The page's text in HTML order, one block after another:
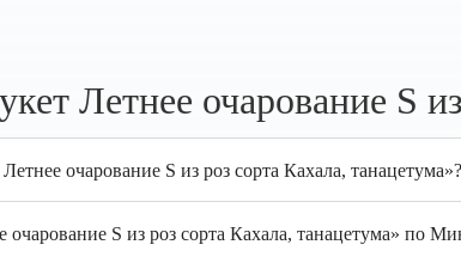
Летнее очарование S
очарование S из роз сорта Кахала, танацетума»?
очарование S из роз сорта Кахала, танацетума» по